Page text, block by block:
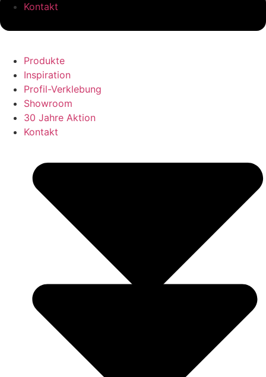
Produkte
Inspiration
Profil-Verklebung
Showroom
30 Jahre Aktion
Kontakt
Kontakt